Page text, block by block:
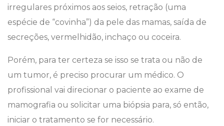
irregulares próximos aos seios, retração (uma
espécie de “covinha”) da pele das mamas, saída de
secreções, vermelhidão, inchaço ou coceira.
Porém, para ter certeza se isso se trata ou não de
um tumor, é preciso procurar um médico. O
profissional vai direcionar o paciente ao exame de
mamografia ou solicitar uma biópsia para, só então,
iniciar o tratamento se for necessário.